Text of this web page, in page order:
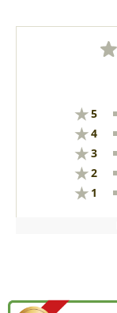
★5
★4
★3
★2
★ 1